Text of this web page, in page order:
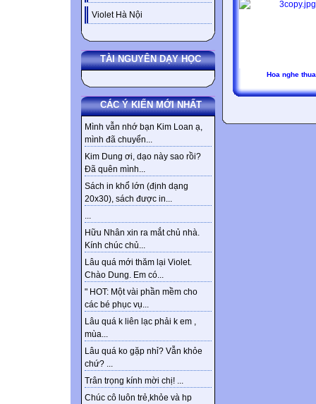
Violet Hà Nội
TÀI NGUYÊN DẠY HỌC
CÁC Ý KIẾN MỚI NHẤT
Mình vẫn nhớ bạn Kim Loan ạ,
mình đã chuyển...
Kim Dung ơi, dạo này sao rồi?
Đã quên mình...
Sách in khổ lớn (định dạng
20x30), sách được in...
...
Hữu Nhân xin ra mắt chủ nhà.
Kính chúc chủ...
Lâu quá mới thăm lại Violet.
Chào Dung. Em có...
" HOT: Một vài phần mềm cho
các bé phục vụ...
Lâu quá k liên lạc phải k em ,
mùa...
Lâu quá ko gặp nhỉ? Vẫn khỏe
chứ? ...
Trân trọng kính mời chị! ...
Chúc cô luôn trẻ,khỏe và hp
Hoa nghe